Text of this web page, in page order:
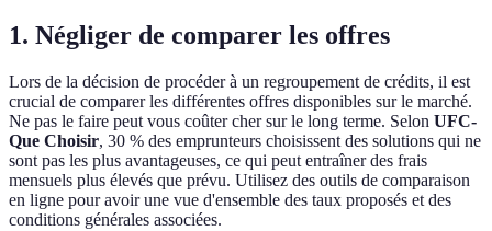
1. Négliger de comparer les offres
Lors de la décision de procéder à un regroupement de crédits, il est
crucial de comparer les différentes offres disponibles sur le marché.
Ne pas le faire peut vous coûter cher sur le long terme. Selon UFC-
Que Choisir, 30 % des emprunteurs choisissent des solutions qui ne
sont pas les plus avantageuses, ce qui peut entraîner des frais
mensuels plus élevés que prévu. Utilisez des outils de comparaison
en ligne pour avoir une vue d'ensemble des taux proposés et des
conditions générales associées.